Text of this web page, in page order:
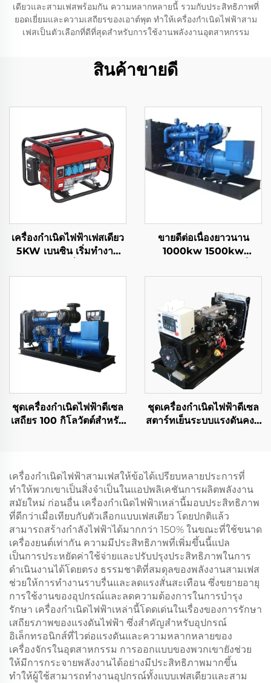
เดียวและสามเฟสพร้อมกัน ความหลากหลายนี้ รวมกับประสิทธิภาพที่
ยอดเยี่ยมและความเสถียรของเอาต์พุต ทำให้เครื่องกำเนิดไฟฟ้าสาม
เฟสเป็นตัวเลือกที่ดีที่สุดสำหรับการใช้งานพลังงานอุตสาหกรรม
สินค้าขายดี
เครื่องกำเนิดไฟฟ้าเฟสเดียว
5KW เบนซิน เริ่มทำงาน
จังหวะ ระบายความร้อน
ใช้งานภายในบ้านและกลาง
แจ้ง ความถี่อัตโนมัติ
50HZ/60HZ
ขายดีต่อเนื่องยาวนาน
1000kw 1500kw
กำเนิดไฟฟ้าแก๊สธรรมชาติ
ชุดเครื่องกำเนิดไฟฟ้าดีเซล
เสถียร 100 กิโลวัตต์สำหรับ
ชุดเครื่องกำเนิดไฟฟ้าดีเซล
สตาร์ทเย็นระบบแรงดันคงที่
เครื่องกำเนิดไฟฟ้าสามเฟสให้ข้อได้เปรียบหลายประการที่
ทำให้พวกเขาเป็นสิ่งจำเป็นในแอปพลิเคชันการผลิตพลังงาน
สมัยใหม่ ก่อนอื่น เครื่องกำเนิดไฟฟ้าเหล่านี้มอบประสิทธิภาพ
ที่ดีกว่าเมื่อเทียบกับตัวเลือกแบบเฟสเดียว โดยปกติแล้ว
สามารถสร้างกำลังไฟฟ้าได้มากกว่า 150% ในขณะที่ใช้ขนาด
เครื่องยนต์เท่ากัน ความมีประสิทธิภาพที่เพิ่มขึ้นนี้แปล
เป็นการประหยัดค่าใช้จ่ายและปรับปรุงประสิทธิภาพในการ
ดำเนินงานได้โดยตรง ธรรมชาติที่สมดุลของพลังงานสามเฟส
ช่วยให้การทำงานราบรื่นและลดแรงสั่นสะเทือน ซึ่งขยายอายุ
การใช้งานของอุปกรณ์และลดความต้องการในการบำรุง
รักษา เครื่องกำเนิดไฟฟ้าเหล่านี้โดดเด่นในเรื่องของการรักษา
เสถียรภาพของแรงดันไฟฟ้า ซึ่งสำคัญสำหรับอุปกรณ์
อิเล็กทรอนิกส์ที่ไวต่อแรงดันและความหลากหลายของ
เครื่องจักรในอุตสาหกรรม การออกแบบของพวกเขายังช่วย
ให้มีการกระจายพลังงานได้อย่างมีประสิทธิภาพมากขึ้น
ทำให้ผู้ใช้สามารถทำงานอุปกรณ์ทั้งแบบเฟสเดียวและสาม